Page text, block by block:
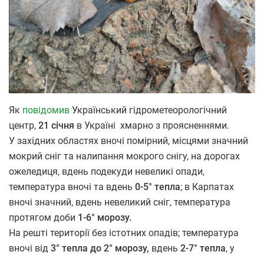
Як повідомив Український гідрометеорологічний
центр, 21 січня в Україні хмарно з проясненнями.
У західних областях вночі помірний, місцями значний
мокрий сніг та налипання мокрого снігу, на дорогах
ожеледиця, вдень подекуди невеликі опади,
температура вночі та вдень 0-5° тепла; в Карпатах
вночі значний, вдень невеликий сніг, температура
протягом доби 1-6° морозу.
На решті території без істотних опадів; температура
вночі від 3° тепла до 2° морозу, вдень 2-7° тепла, у